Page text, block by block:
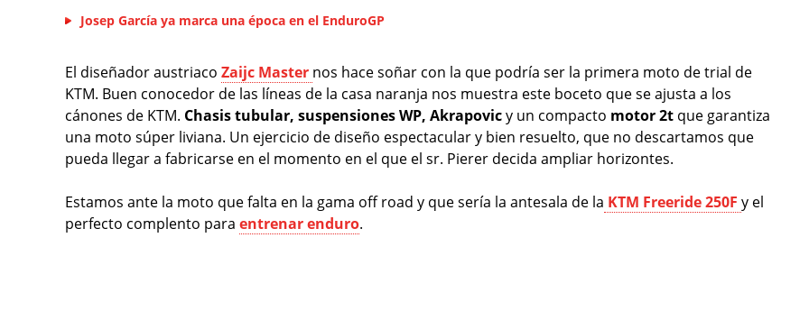
Josep García ya marca una época en el EnduroGP
El diseñador austriaco Zaijc Master nos hace soñar con la que podría ser la primera moto de trial de
KTM. Buen conocedor de las líneas de la casa naranja nos muestra este boceto que se ajusta a los
cánones de KTM. Chasis tubular, suspensiones WP, Akrapovicy un compacto motor 2t que garantiza
una moto súper liviana. Un ejercicio de diseño espectacular y bien resuelto, que no descartamos que
pueda llegar a fabricarse en el momento en el que el sr. Pierer decida ampliar horizontes.
Estamos ante la moto que falta en la gama off road y que sería la antesala de la KTM Freeride 250F y el
perfecto complento para entrenar enduro.